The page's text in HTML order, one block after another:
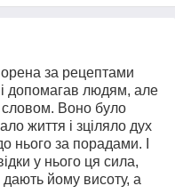
за рецептами
допомагав людям, але
словом. Воно було
життя і зціляло дух
нього за порадами. І
у нього ця сила,
дають йому висоту, а